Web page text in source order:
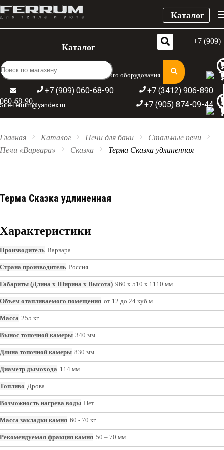
Широкий ассортимент отопительного оборудования
+7 (3412) 906-890
+7 (909) 060-68-90
+7 (905) 874-09-44
Site-ferrum@yandex.ru
Каталог
Каталог
+7 (909)
060-68-90
Главная Каталог Печи для бани
Стальные печи
Печи «Варвара»
Сказка Терма Сказка удлиненная
Терма Сказка удлиненная
Характеристики
Производитель Варвара
Страна производитель Россия
Габариты (Длина х Ширина х Высота) 960 х 510 х 1110 мм
Объем отапливаемого помещения от 12 до 24 куб.м
Масса 255 кг
Вынос топочной камеры 340 мм
Длина топочной камеры 830 мм
Диаметр дымохода 114 мм
Топливо Дрова
Возможность нагрева воды Нет
Масса закладки камня 60 - 70 кг.
Рекомендуемая фракция камня 50 – 70 мм